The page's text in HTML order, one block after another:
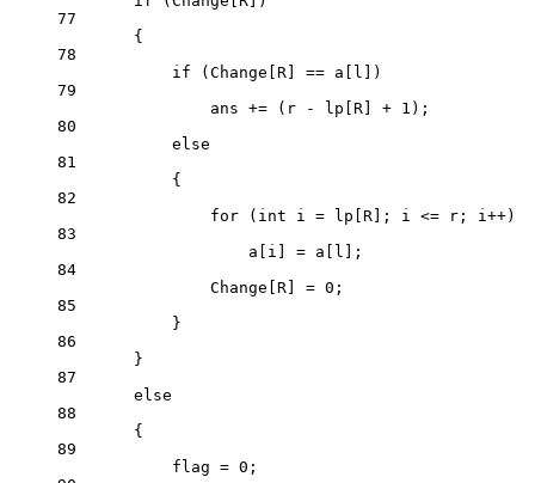
77
{
78
if (Change[R] == a[l])
79
ans += (r - lp[R] + 1 );
80
else
81
{
82
for ( int i = lp[R]; i <= r; i ++)
83
a[i] = a[l];
84
Change[R] = 0 ;
85
}
86
}
87
else
88
{
89
flag = 0 ;